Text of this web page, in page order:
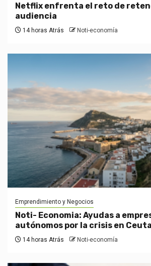
Netflix enfrenta el reto de
audiencia
14 horas Atrás Noti-economía
Emprendimiento y Negocios
Noti- Economia: Ayudas a
autónomos por la crisis en Ceuta
14 horas Atrás Noti-economía